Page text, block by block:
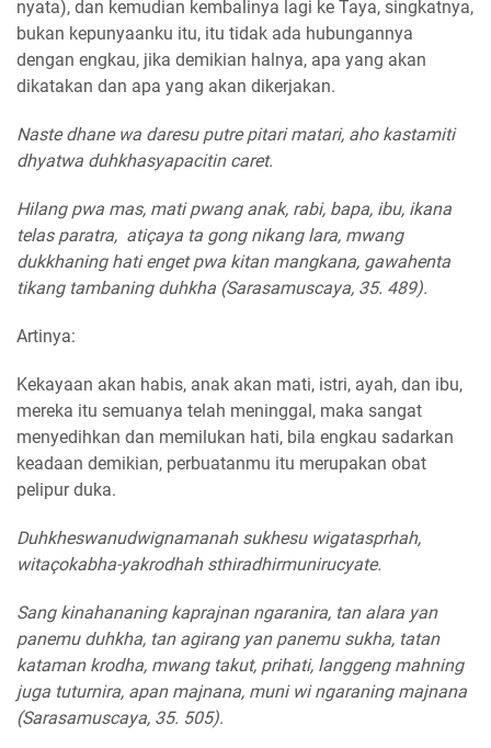
nyata), dan kemudian kembalinya lagi ke Taya, singkatnya,
bukan kepunyaanku itu, itu tidak ada hubungannya
dengan engkau, jika demikian halnya, apa yang akan
dikatakan dan apa yang akan dikerjakan.
Naste dhane wa daresu putre pitari matari, aho kastamiti
dhyatwa duhkhasyapacitin caret.
Hilang pwa mas, mati pwang anak, rabi, bapa, ibu, ikana
telas paratra, atiçaya ta gong nikang lara, mwang
dukkhaning hati enget pwa kitan mangkana, gawahenta
tikang tambaning duhkha (Sarasamuscaya, 35. 489).
Artinya:
Kekayaan akan habis, anak akan mati, istri, ayah, dan ibu,
mereka itu semuanya telah meninggal, maka sangat
menyedihkan dan memilukan hati, bila engkau sadarkan
keadaan demikian, perbuatanmu itu merupakan obat
pelipur duka.
Duhkheswanudwignamanah sukhesu wigatasprhah,
witaçokabha-yakrodhah sthiradhirmunirucyate.
Sang kinahananing kaprajnan ngaranira, tan alara yan
panemu duhkha, tan agirang yan panemu sukha, tatan
kataman krodha, mwang takut, prihati, langgeng mahning
juga tuturnira, apan majnana, muni wi ngaraning majnana
(Sarasamuscaya, 35. 505).